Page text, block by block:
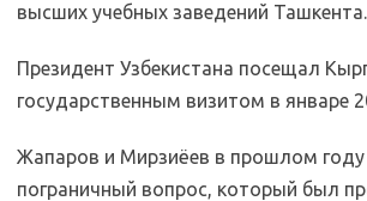
высших учебных заведений Ташкента.
Президент Узбекистана посещал
государственным визитом в январе
Жапаров и Мирзиёев в прошлом году
пограничный вопрос, который был